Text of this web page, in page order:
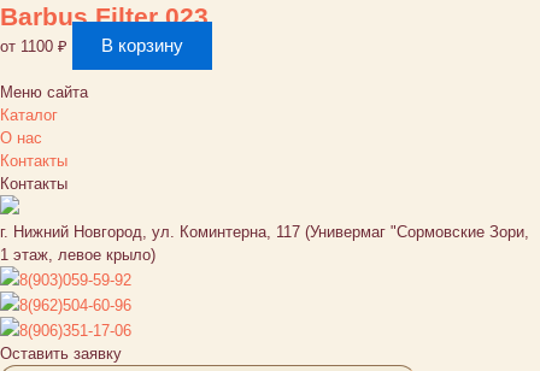
Barbus Filter 023
от 1100 ₽ В корзину
Меню сайта
Каталог
О нас
Контакты
Контакты
г. Нижний Новгород, ул. Коминтерна, 117 (Универмаг "Сормовские Зори,
1 этаж, левое крыло)
8(903)059-59-92
8(962)504-60-96
8(906)351-17-06
Оставить заявку